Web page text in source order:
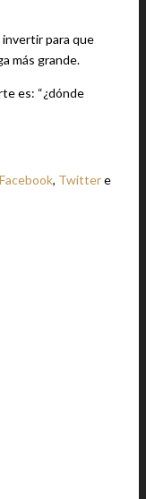
para que
más grande.
es: “¿dónde
Facebook, Twittere